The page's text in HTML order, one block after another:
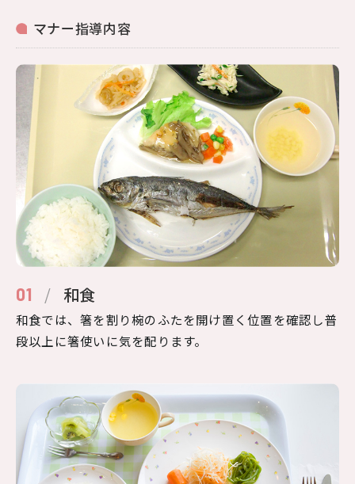
マナー指導内容
01 / 和食
和食では、箸を割り椀のふたを開け置く位置を確認し普
段以上に箸使いに気を配ります。